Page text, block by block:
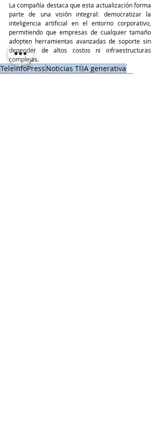
La compañía destaca que esta actualización forma
parte de una visión integral: democratizar la
inteligencia artificial en el entorno corporativo,
permitiendo que empresas de cualquier tamaño
adopten herramientas avanzadas de soporte sin
depender de altos costos ni infraestructuras
complejas.
TeleinfoPress Noticias TI IA generativa